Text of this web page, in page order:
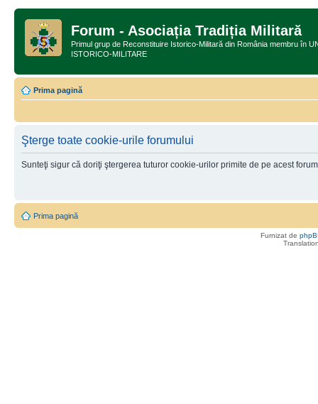
Forum - Asociația Tradiția Militară
Primul grup de Reconstituire Istorico-Militară din România membru în
ISTORICO-MILITARE
Prima pagină
Şterge toate cookie-urile forumului
Sunteţi sigur că doriţi ştergerea tuturor cookie-urilor primite de pe acest
Prima pagină
Furnizat de